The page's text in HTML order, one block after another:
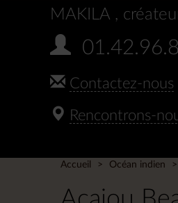
MAKILA ,
Contactez-nous
Rencontrons-
Accueil Océan indien